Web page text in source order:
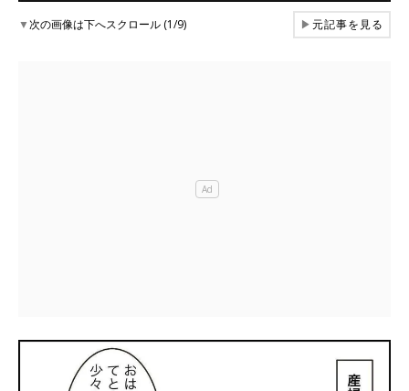
▼次の画像は下へスクロール (1/9) ▶元記事を見る